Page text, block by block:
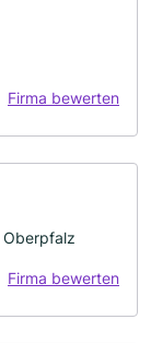
Firma bewerten
Firma bewerten